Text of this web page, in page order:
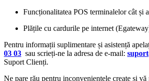
Funcționalitatea POS terminalelor cât și
Plățile cu cardurile pe internet
Pentru informații suplimentare și asistență
03 03 sau scrieți-ne la adresa de e-mail:
Suport Clienți.
Ne pare rău pentru inconveniențele create și